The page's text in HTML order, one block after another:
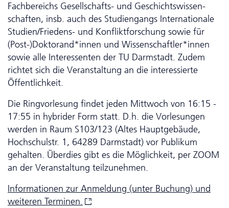
Fachbereichs Gesellschafts- und Ge­schichts­wis­sen­
schaf­ten, insb. auch des Studiengangs Internationale
Studien/Friedens- und Konfliktforschung sowie für
(Post-)Doktorand*innen und Wissenschaftler*innen
sowie alle Interessenten der TU Darmstadt. Zudem
richtet sich die Veranstaltung an die interessierte
Öffentlichkeit.
Die Ring­vor­le­sung findet jeden Mittwoch von 16:15 -
17:55 in hybrider Form statt. D.h. die Vorlesungen
werden in Raum S103/123 (Altes Hauptgebäude,
Hochschulstr. 1, 64289 Darmstadt) vor Publikum
gehalten. Überdies gibt es die Möglichkeit, per ZOOM
an der Veranstaltung teilzunehmen.
Informationen zur Anmeldung (unter Buchung) und
weiteren Terminen.